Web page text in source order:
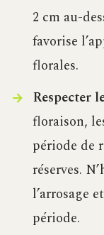
2 cm au-
favorise
florales.
Respecter
floraison,
période de
réserves.
l’arrosage
période.